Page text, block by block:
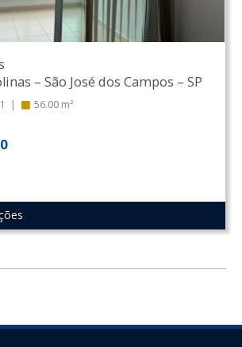
– São José dos Campos – SP
1 56.00 m²